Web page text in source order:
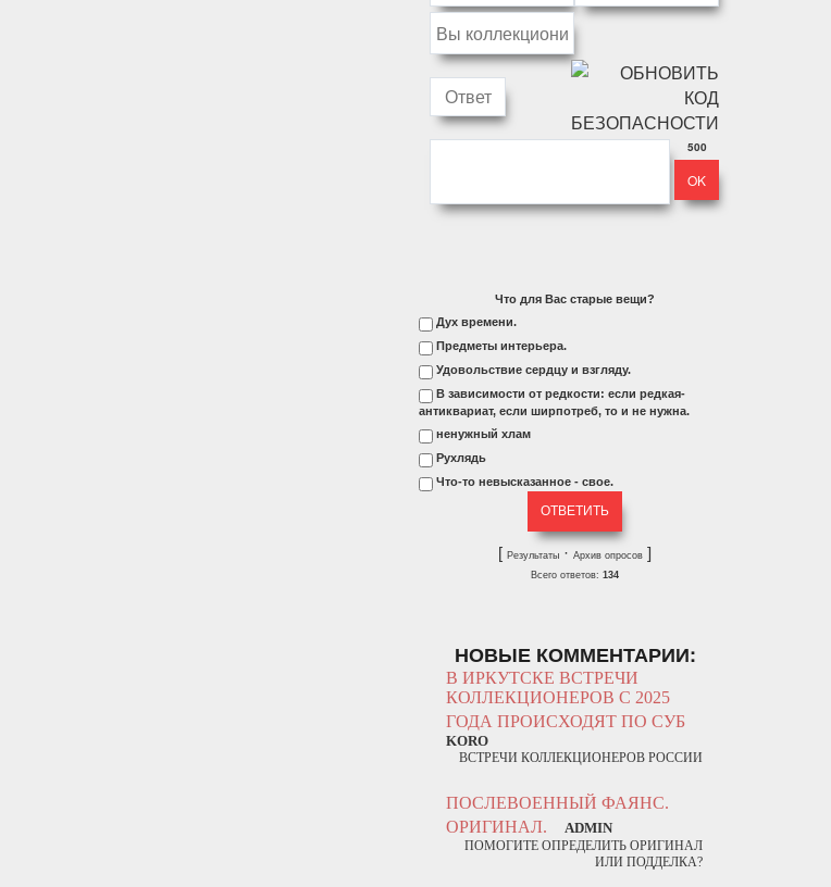
500
Что для Вас старые вещи?
Дух времени.
Предметы интерьера.
Удовольствие сердцу и взгляду.
В зависимости от редкости: если редкая-
антиквариат, если ширпотреб, то и не нужна.
ненужный хлам
Рухлядь
Что-то невысказанное - свое.
[Результаты ·Архив опросов ]
Всего ответов:134
НОВЫЕ КОММЕНТАРИИ:
В ИРКУТСКЕ ВСТРЕЧИ
КОЛЛЕКЦИОНЕРОВ С 2025
ГОДА ПРОИСХОДЯТ ПО СУБ
KORO
ВСТРЕЧИ КОЛЛЕКЦИОНЕРОВ РОССИИ
ПОСЛЕВОЕННЫЙ ФАЯНС.
ОРИГИНАЛ.
ADMIN
ПОМОГИТЕ ОПРЕДЕЛИТЬ ОРИГИНАЛ
ИЛИ ПОДДЕЛКА?